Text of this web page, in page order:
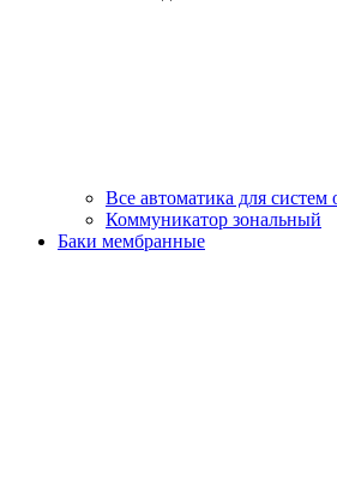
Все автоматика для систем
Коммуникатор зональный
Баки мембранные